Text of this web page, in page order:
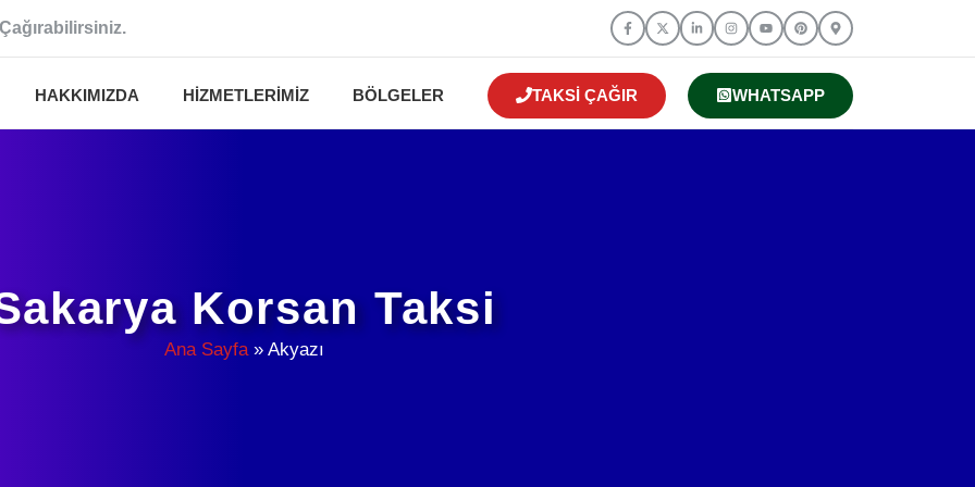
HAKKIMIZDA HIZMETLERIMIZ BÖLGELER TAKSI ÇAĞIR WHATSAPP
Korsan Taksi
Ana Sayfa» Akyazı